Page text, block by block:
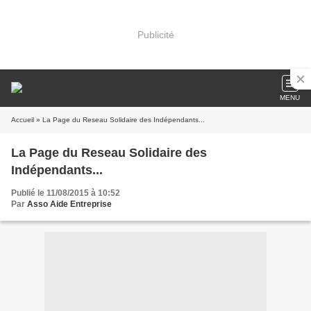
Publicité
MENU
Accueil » La Page du Reseau Solidaire des Indépendants...
La Page du Reseau Solidaire des
Indépendants...
Publié le 11/08/2015 à 10:52
Par Asso Aide Entreprise